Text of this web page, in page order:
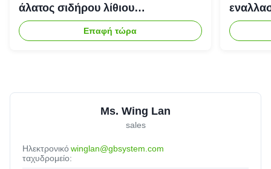
άλατος σιδήρου λίθιου
επανακαταλογηστέος
Επαφή τώρα
Ms. Wing Lan
sales
Ηλεκτρονικό
ταχυδρομείο:
winglan@gbsystem.com